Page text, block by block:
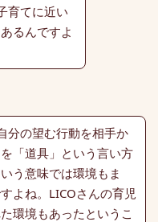
育てに近い
るんですよ
分の望む行動を相手か
「道具」という言い方
う意味では環境もま
よね。LICOさんの育児
環境もあったというこ